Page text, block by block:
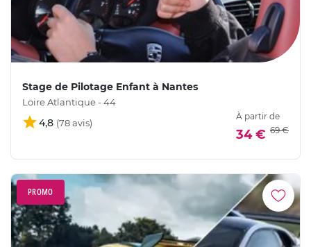
Stage de Pilotage Enfant à Nantes
Loire Atlantique - 44
4,8
À partir de
34 € 69 €
PROMO